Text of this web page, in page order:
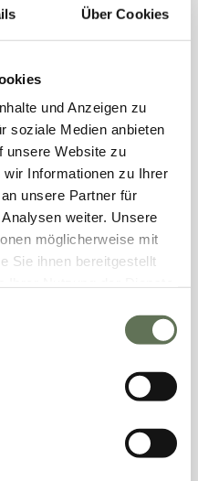
Über Cookies
und Anzeigen zu
soziale Medien anbieten
unsere Website zu
Informationen zu Ihrer
unsere Partner für
weiter. Unsere
möglicherweise mit
Sie ihnen bereitgestellt
+ Fußbad ca. 45min
mit wohltuender
Körper wieder zu ...